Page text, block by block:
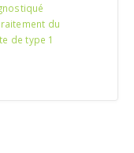
du
de type 1